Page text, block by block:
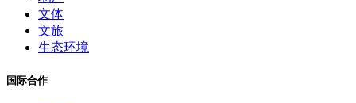
文体
文旅
生态环境
国际合作